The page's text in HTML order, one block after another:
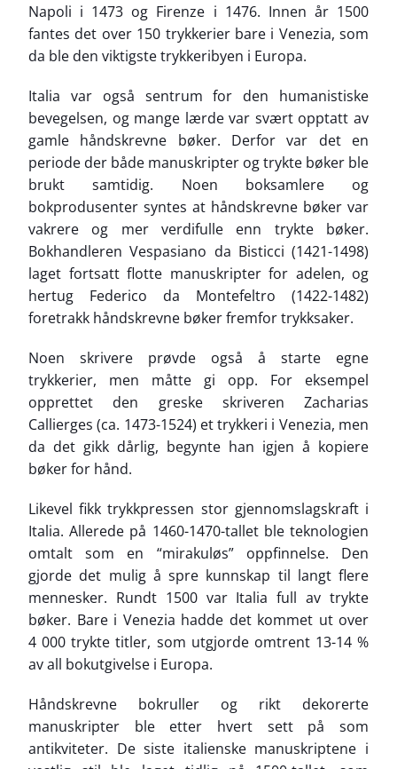
Napoli i 1473 og Firenze i 1476. Innen år 1500
fantes det over 150 trykkerier bare i Venezia, som
da ble den viktigste trykkeribyen i Europa.
Italia var også sentrum for den humanistiske
bevegelsen, og mange lærde var svært opptatt av
gamle håndskrevne bøker. Derfor var det en
periode der både manuskripter og trykte bøker ble
brukt samtidig. Noen boksamlere og
bokprodusenter syntes at håndskrevne bøker var
vakrere og mer verdifulle enn trykte bøker.
Bokhandleren Vespasiano da Bisticci (1421-1498)
laget fortsatt flotte manuskripter for adelen, og
hertug Federico da Montefeltro (1422-1482)
foretrakk håndskrevne bøker fremfor trykksaker.
Noen skrivere prøvde også å starte egne
trykkerier, men måtte gi opp. For eksempel
opprettet den greske skriveren Zacharias
Callierges (ca. 1473-1524) et trykkeri i Venezia, men
da det gikk dårlig, begynte han igjen å kopiere
bøker for hånd.
Likevel fikk trykkpressen stor gjennomslagskraft i
Italia. Allerede på 1460-1470-tallet ble teknologien
omtalt som en “mirakuløs” oppfinnelse. Den
gjorde det mulig å spre kunnskap til langt flere
mennesker. Rundt 1500 var Italia full av trykte
bøker. Bare i Venezia hadde det kommet ut over
4 000 trykte titler, som utgjorde omtrent 13-14 %
av all bokutgivelse i Europa.
Håndskrevne bokruller og rikt dekorerte
manuskripter ble etter hvert sett på som
antikviteter. De siste italienske manuskriptene i